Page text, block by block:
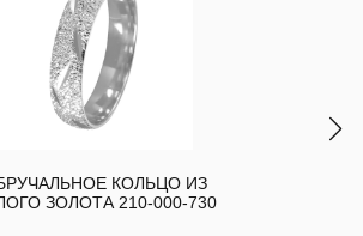
КОЛЬЦО ИЗ
ЗОЛОТА 210-000-730